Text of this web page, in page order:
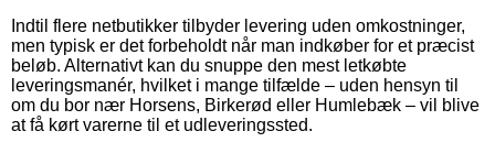
Indtil flere netbutikker tilbyder levering uden omkostninger,
men typisk er det forbeholdt når man indkøber for et præcist
beløb. Alternativt kan du snuppe den mest letkøbte
leveringsmanér, hvilket i mange tilfælde – uden hensyn til
om du bor nær Horsens, Birkerød eller Humlebæk – vil blive
at få kørt varerne til et udleveringssted.